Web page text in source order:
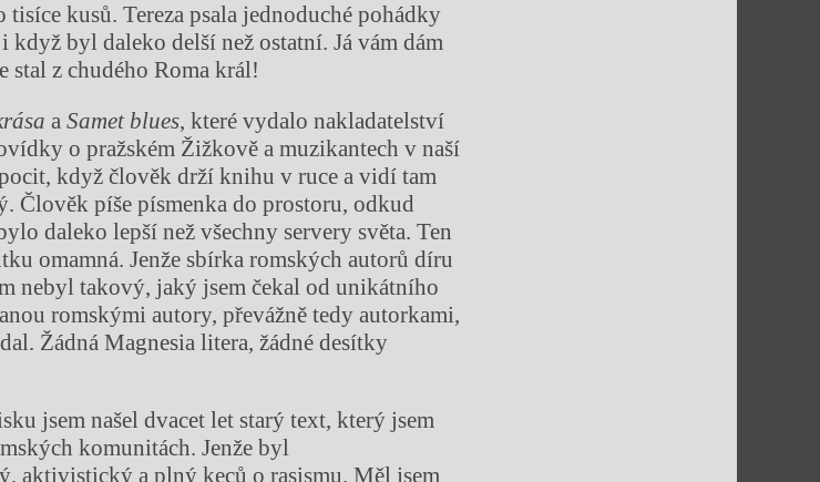
kusů. Tereza psala jednoduché pohádky
když byl daleko delší než ostatní. Já vám dám
stal z chudého Roma král!
aSamet blues, které vydalo nakladatelství
o pražském Žižkově a muzikantech v naší
když člověk drží knihu v ruce a vidí tam
Člověk píše písmenka do prostoru, odkud
daleko lepší než všechny servery světa. Ten
omamná. Jenže sbírka romských autorů díru
nebyl takový, jaký jsem čekal od unikátního
romskými autory, převážně tedy autorkami,
Žádná Magnesia litera, žádné desítky
jsem našel dvacet let starý text, který jsem
komunitách. Jenže byl
aktivistický a plný keců o rasismu. Měl jsem